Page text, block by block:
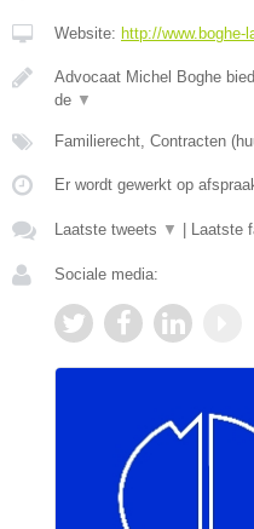
Website: http://www.boghe-
Advocaat Michel Boghe
de ▼
Familierecht, Contracten
Er wordt gewerkt op
Laatste tweets ▼ Laatste
Sociale media: